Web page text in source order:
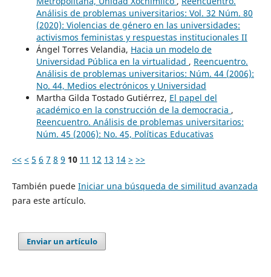
Análisis de problemas universitarios: Vol. 32 Núm. 80
(2020): Violencias de género en las universidades:
activismos feministas y respuestas institucionales II
Ángel Torres Velandia, Hacia un modelo de
Universidad Pública en la virtualidad , Reencuentro.
Análisis de problemas universitarios: Núm. 44 (2006):
No. 44, Medios electrónicos y Universidad
Martha Gilda Tostado Gutiérrez, El papel del
académico en la construcción de la democracia ,
Reencuentro. Análisis de problemas universitarios:
Núm. 45 (2006): No. 45, Políticas Educativas
<< < 5 6 7 8 9 10 11 12 13 14 > >>
También puede Iniciar una búsqueda de similitud avanzada
para este artículo.
Enviar un artículo